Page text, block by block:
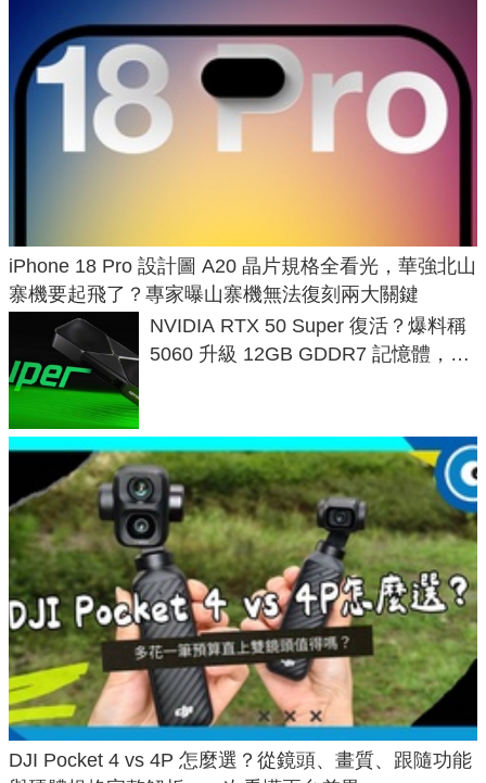
iPhone 18 Pro 設計圖 A20 晶片規格全看光，華強北山
寨機要起飛了？專家曝山寨機無法復刻兩大關鍵
NVIDIA RTX 50 Super 復活？爆料稱
5060 升級 12GB GDDR7 記憶體，這
DJI Pocket 4 vs 4P 怎麼選？從鏡頭、畫質、跟隨功能